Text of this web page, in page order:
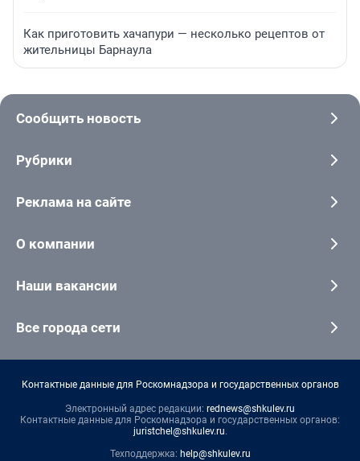
Как приготовить хачапури — несколько рецептов от
жительницы Барнаула
Сообщить новость
Рубрики
Реклама на сайте
О компании
Наши вакансии
Все города сети
Контактные данные для Роскомнадзора и государственных органов
Электронный адрес редакции: rednews@shkulev.ru
Контактные данные для Роскомнадзора и государственных органов:
juristchel@shkulev.ru.
Техподдержка: help@shkulev.ru